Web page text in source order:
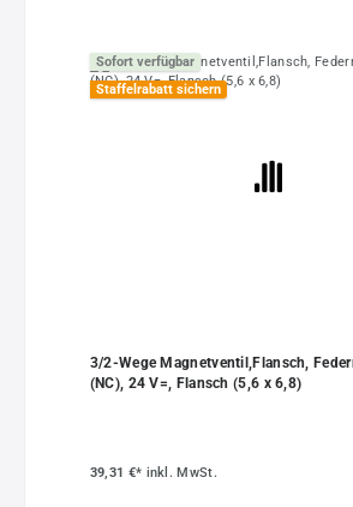
Sofort verfügbar
Staffelrabatt sichern
3/2-Wege Magnetventil,Flansch,
(NC), 24 V=, Flansch (5,6 x 6,8)
39,31 €* inkl. MwSt.